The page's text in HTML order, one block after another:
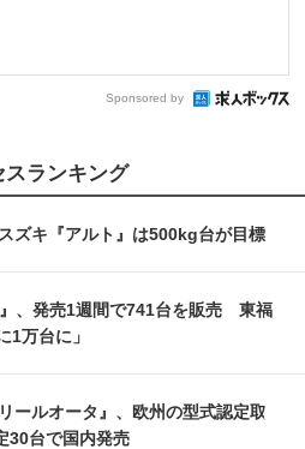
Sponsored by
スランキング
ズキ『アルト』は500kg台が目標
、発売1週間で741台を販売 東福
1万台に」
ールオータ』、欧州の型式認定取
30台で国内発売